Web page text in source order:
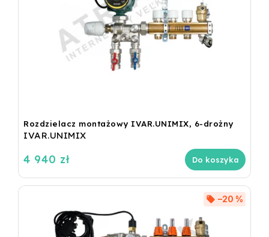
Rozdzielacz montażowy IVAR.UNIMIX, 6-drożny
IVAR.UNIMIX
4 940 zł Do koszyka
–20 %